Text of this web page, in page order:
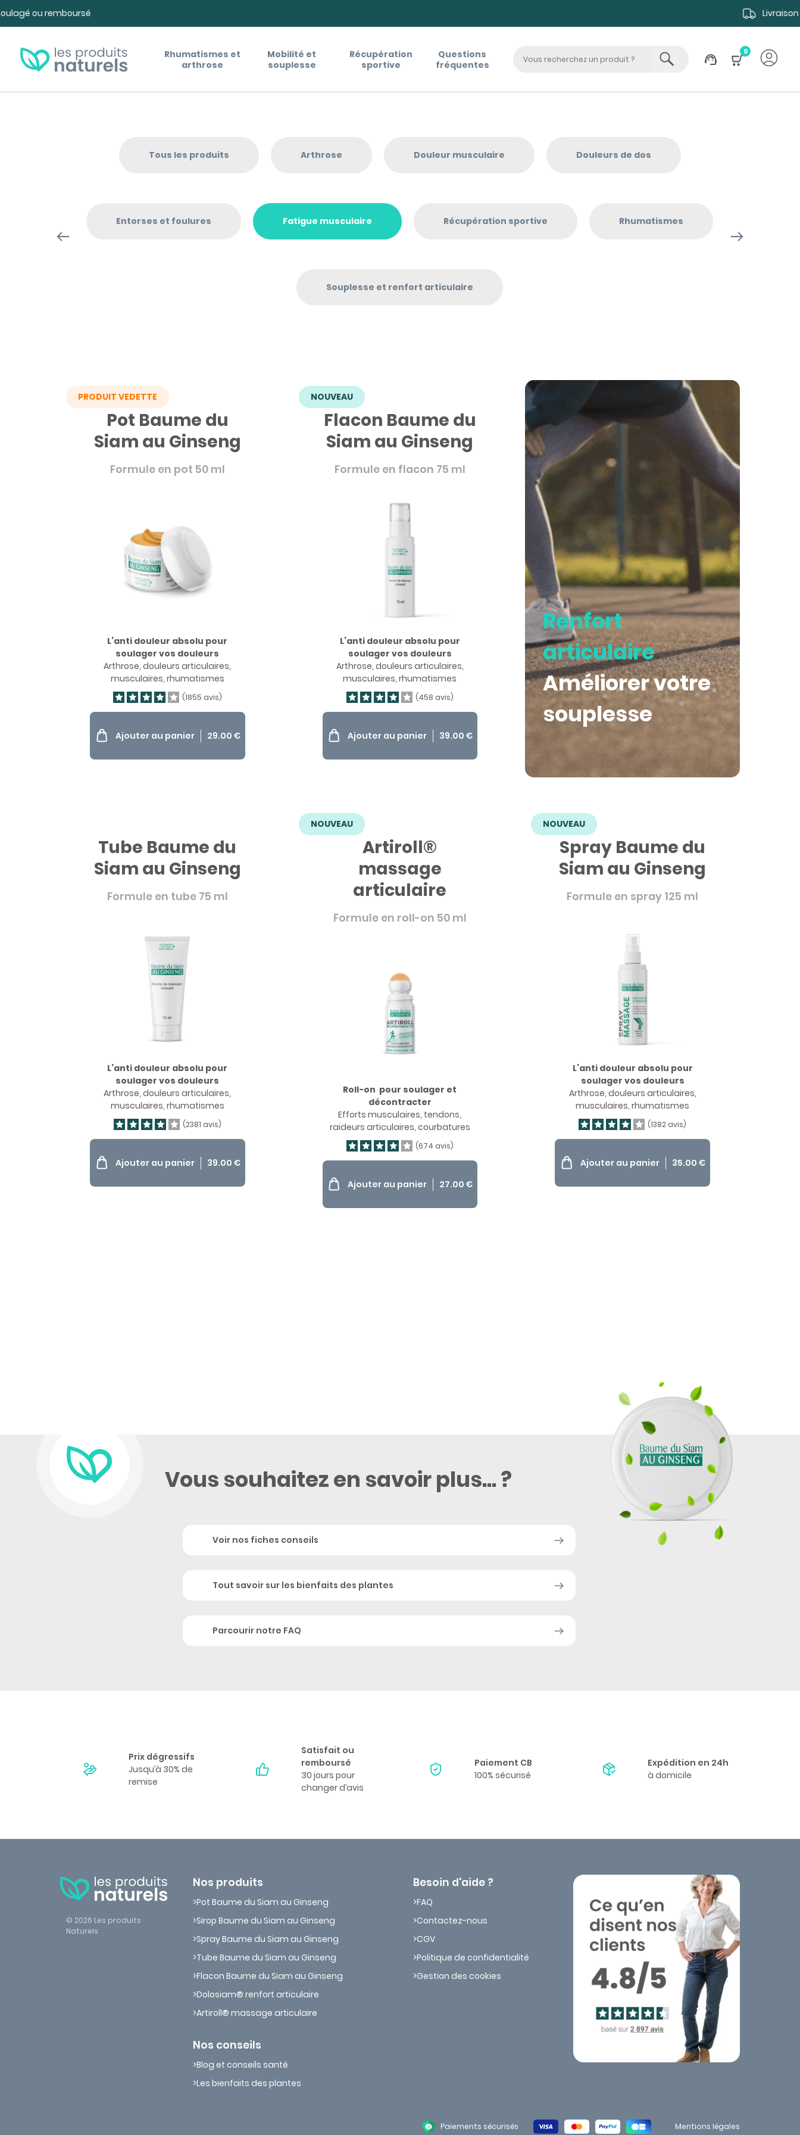
Rhumatismes et
arthrose
Mobilité et
souplesse
Récupération
sportive
Questions
fréquentes
0
Tous les produits Arthrose Douleur musculaire Douleurs de dos
Entorses et foulures Fatigue musculaire Récupération sportive Rhumatismes
Souplesse et renfort articulaire
PRODUIT VEDETTE
Pot Baume du
Siam au Ginseng
Formule en pot 50 ml
L’anti douleur absolu pour
soulager vos douleurs
Arthrose, douleurs articulaires,
musculaires, rhumatismes
(1855 avis)
Ajouter au panier 29.00 €
NOUVEAU
Flacon Baume du
Siam au Ginseng
Formule en flacon 75 ml
L’anti douleur absolu pour
soulager vos douleurs
Arthrose, douleurs articulaires,
musculaires, rhumatismes
(458 avis)
Ajouter au panier 39.00€
Renfort
articulaire
Améliorer votre
souplesse
Tube Baume du
Siam au Ginseng
Formule en tube 75 ml
L’anti douleur absolu pour
soulager vos douleurs
Arthrose, douleurs articulaires,
musculaires, rhumatismes
(2381 avis)
Ajouter au panier 39.00 €
NOUVEAU
Artiroll®
massage
articulaire
Formule en roll-on 50 ml
Roll-on pour soulager et
décontracter
Efforts musculaires, tendons,
raideurs articulaires, courbatures
(674 avis)
Ajouter au panier 27.00€
NOUVEAU
Spray Baume du
Siam au Ginseng
Formule en spray 125 ml
L’anti douleur absolu pour
soulager vos douleurs
Arthrose, douleurs articulaires,
musculaires, rhumatismes
(1382 avis)
Ajouter au panier 35.00€
démontrée
Depuis 30 ans,
votre
satisfaction au
cœur de notre
action
Vous souhaitez en savoir plus... ?
Voir nos fiches conseils
Tout savoir sur les bienfaits des plantes
Parcourir notre FAQ
Prix dégressifs
Jusqu’à 30% de
remise
Satisfait ou
remboursé
30 jours pour
changer d’avis
Paiement CB
100% sécurisé
Expédition en 24h
à domicile
© 2026 Les produits
Naturels
Nos produits
Pot Baume du Siam au Ginseng
Sirop Baume du Siam au Ginseng
Spray Baume du Siam au Ginseng
Tube Baume du Siam au Ginseng
Flacon Baume du Siam au Ginseng
Dolosiam® renfort articulaire
Artiroll® massage articulaire
Nos conseils
Blog et conseils santé
Les bienfaits des plantes
Besoin d'aide ?
FAQ
Contactez-nous
CGV
Politique de confidentialité
Gestion des cookies
Paiements sécurisés Mentions légales